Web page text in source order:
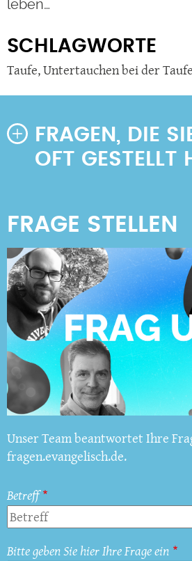
leben…
SCHLAGWORTE
Taufe,Untertauchen bei der Taufe
FRAGEN, DIE
OFT GESTELLT
Unser Team beantwortet Ihre
fragen.evangelisch.de.
Betreff
Bitte geben Sie hier Ihre Frage ein